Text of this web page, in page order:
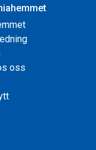
oss